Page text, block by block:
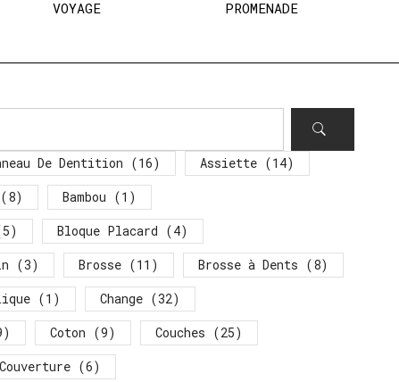
VOYAGE PROMENADE
De Dentition (16) Assiette (14)
(8) Bambou (1)
Bloque Placard (4)
(3) Brosse (11) Brosse à Dents (8)
(1) Change (32)
Coton (9) Couches (25)
Couverture (6)